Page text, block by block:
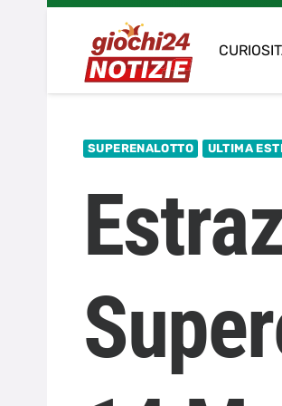
SUPERENALOTTO ULTIMA